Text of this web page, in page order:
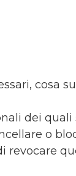
cosa
dei quali
o
revocare